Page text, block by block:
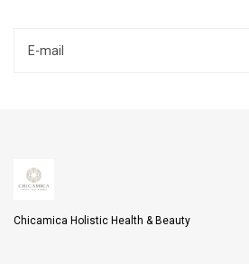
Chicamica Holistic Health & Beauty